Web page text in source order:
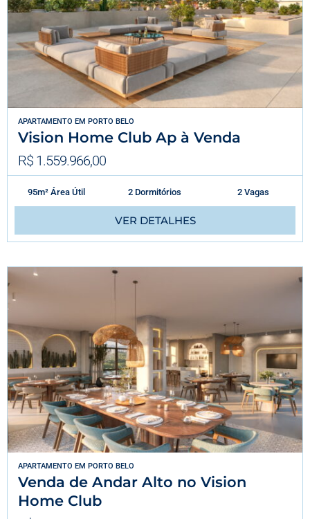
APARTAMENTO EM PORTO BELO
Vision Home Club Ap à Venda
R$ 1.559.966,00
95m² Área Útil 2 Dormitórios 2 Vagas
VER DETALHES
APARTAMENTO EM PORTO BELO
Venda de Andar Alto no Vision
Home Club